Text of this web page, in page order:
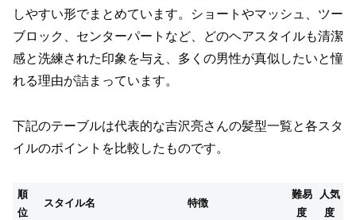
しやすい形でまとめています。ショートやマッシュ、ツー
ブロック、センターパートなど、どのヘアスタイルも清潔
感と洗練された印象を与え、多くの男性が真似したいと憧
れる理由が詰まっています。
下記のテーブルは代表的な吉沢亮さんの髪型一覧と各スタ
イルのポイントを比較したものです。
順
位
スタイル名 特徴
難易
度
人気
度